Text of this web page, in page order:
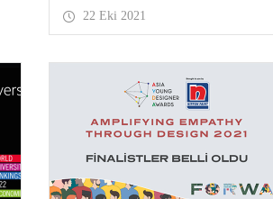
günü “Kentler ve Topluluklar” temasıyla
çevrimiçi gerçekleştirilecek. EELISA
disiplininin sınırlarının genişletilmesi
amacıyla düzenlenecek çalıştay ilk olma
özelliği taşıyor.
22 Eki 2021